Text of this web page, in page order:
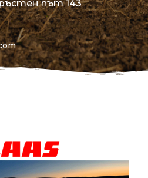
път 143